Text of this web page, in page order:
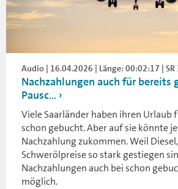
Audio | 16.04.2026 | Länge: 00:02:17 | SR
Nachzahlungen auch für bereits
Pausc...
Viele Saarländer haben ihren Urlaub
schon gebucht. Aber auf sie könnte
Nachzahlung zukommen. Weil
Schwerölpreise so stark gestiegen
Nachzahlungen auch bei schon
möglich.